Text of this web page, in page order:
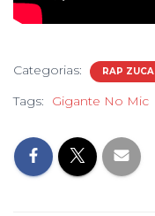
Categorias: RAP ZUCA
Tags: Gigante No Mic